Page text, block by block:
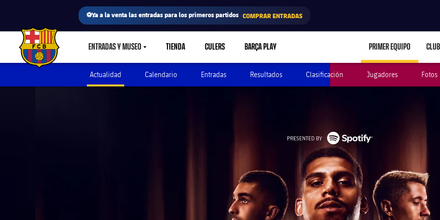
⚽Ya a la venta las entradas para los primeros partidos COMPRAR ENTRADAS
FC Barcelona club badge ENTRADAS Y MUSEOLABEL.SHARE.CARETDOWN
TIENDA CULERS BARÇA PLAY PRIMER EQUIPO CLUB
Actualidad Calendario Entradas Resultados Clasificación Jugadores Fotos